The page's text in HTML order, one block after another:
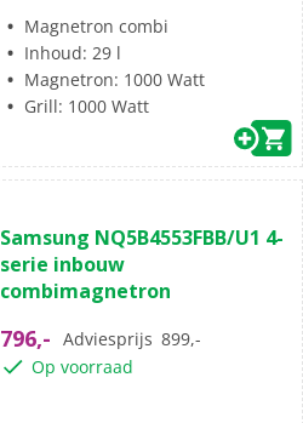
Magnetron combi
Inhoud: 29 l
Magnetron: 1000 Watt
Grill: 1000 Watt
van
de
5
13
beoordelingen
Samsung NQ5B4553FBB/U1 4-
serie inbouw
combimagnetron
796,- Adviesprijs 899,-
Op voorraad